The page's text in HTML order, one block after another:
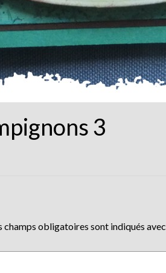
3
champs obligatoires sont indiqués avec